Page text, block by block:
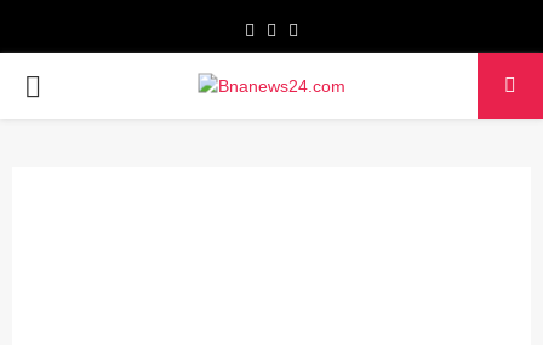
Facebook
Twitter
PRIMARY